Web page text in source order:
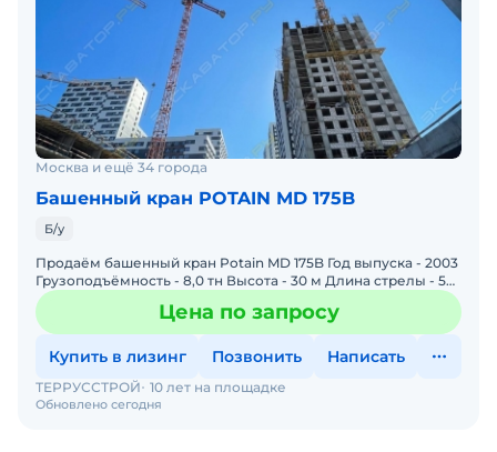
Москва и ещё 34 города
Башенный кран POTAIN MD 175B
Б/у
Продаём башенный кран Potain MD 175B Год выпуска - 2003
Грузоподъёмность - 8,0 тн Высота - 30 м Длина стрелы - 50
м В исправном состоянии.
Цена по запросу
Купить в лизинг Позвонить Написать
Обновлено сегодня
ТЕРРУССТРОЙ 10 лет на площадке